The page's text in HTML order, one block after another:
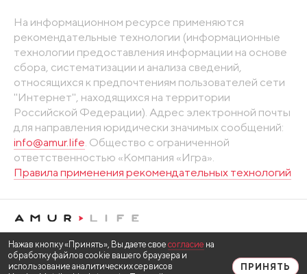
На информационном ресурсе применяются
рекомендательные технологии (информационные
технологии предоставления информации на основе
сбора, систематизации и анализа сведений,
относящихся к предпочтениям пользователей сети
"Интернет", находящихся на территории
Российской Федерации). Адрес электронной почты
для направления юридически значимых сообщений:
info@amur.life. Общество с ограниченной
ответственностью «Компания «Игра».
Правила применения рекомендательных технологий
Нажав кнопку «Принять», Вы даете свое согласие на
обработку файлов cookie вашего браузера и
использование аналитических сервисов
ПРИНЯТЬ